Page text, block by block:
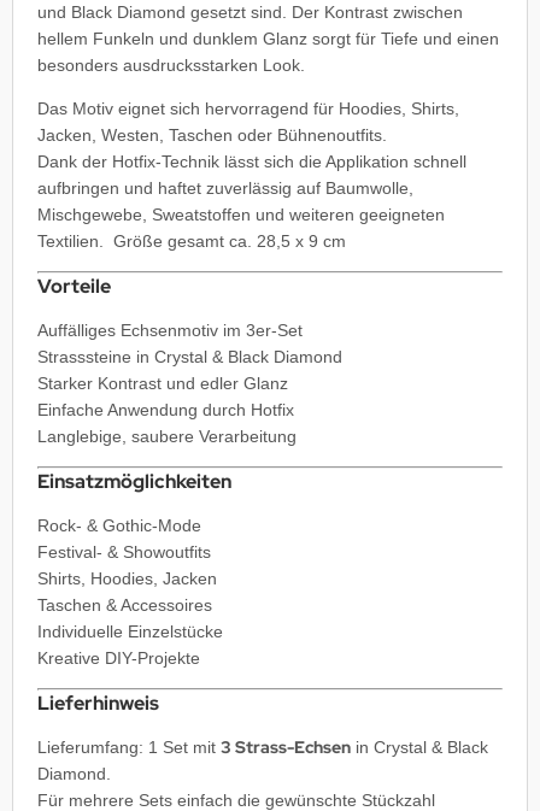
und Black Diamond gesetzt sind. Der Kontrast zwischen
hellem Funkeln und dunklem Glanz sorgt für Tiefe und einen
besonders ausdrucksstarken Look.
Das Motiv eignet sich hervorragend für Hoodies, Shirts,
Jacken, Westen, Taschen oder Bühnenoutfits.
Dank der Hotfix-Technik lässt sich die Applikation schnell
aufbringen und haftet zuverlässig auf Baumwolle,
Mischgewebe, Sweatstoffen und weiteren geeigneten
Textilien. Größe gesamt ca. 28,5 x 9 cm
Vorteile
Auffälliges Echsenmotiv im 3er-Set
Strasssteine in Crystal & Black Diamond
Starker Kontrast und edler Glanz
Einfache Anwendung durch Hotfix
Langlebige, saubere Verarbeitung
Einsatzmöglichkeiten
Rock- & Gothic-Mode
Festival- & Showoutfits
Shirts, Hoodies, Jacken
Taschen & Accessoires
Individuelle Einzelstücke
Kreative DIY-Projekte
Lieferhinweis
Lieferumfang: 1 Set mit 3 Strass-Echsen in Crystal & Black
Diamond.
Für mehrere Sets einfach die gewünschte Stückzahl